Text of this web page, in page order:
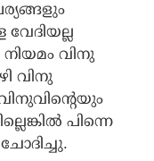
വിനു
വിനു
പിന്നെ